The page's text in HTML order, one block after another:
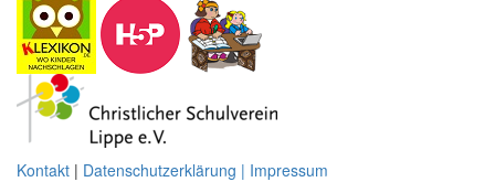
Kontakt | Datenschutzerklärung | Impressum